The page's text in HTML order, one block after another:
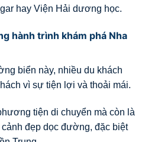
hay Viện Hải dương học.
hành trình khám phá Nha
biển này, nhiều du khách
vì sự tiện lợi và thoải mái.
tiện di chuyển mà còn là
đẹp dọc đường, đặc biệt